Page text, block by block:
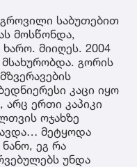
საბუთებით
მოსწონდა,
მიიღეს. 2004
გორის
კაცი იყო
ერთი კაპიკი
ოჯახზე
მეტყოდა
ეგ რა
უნდა